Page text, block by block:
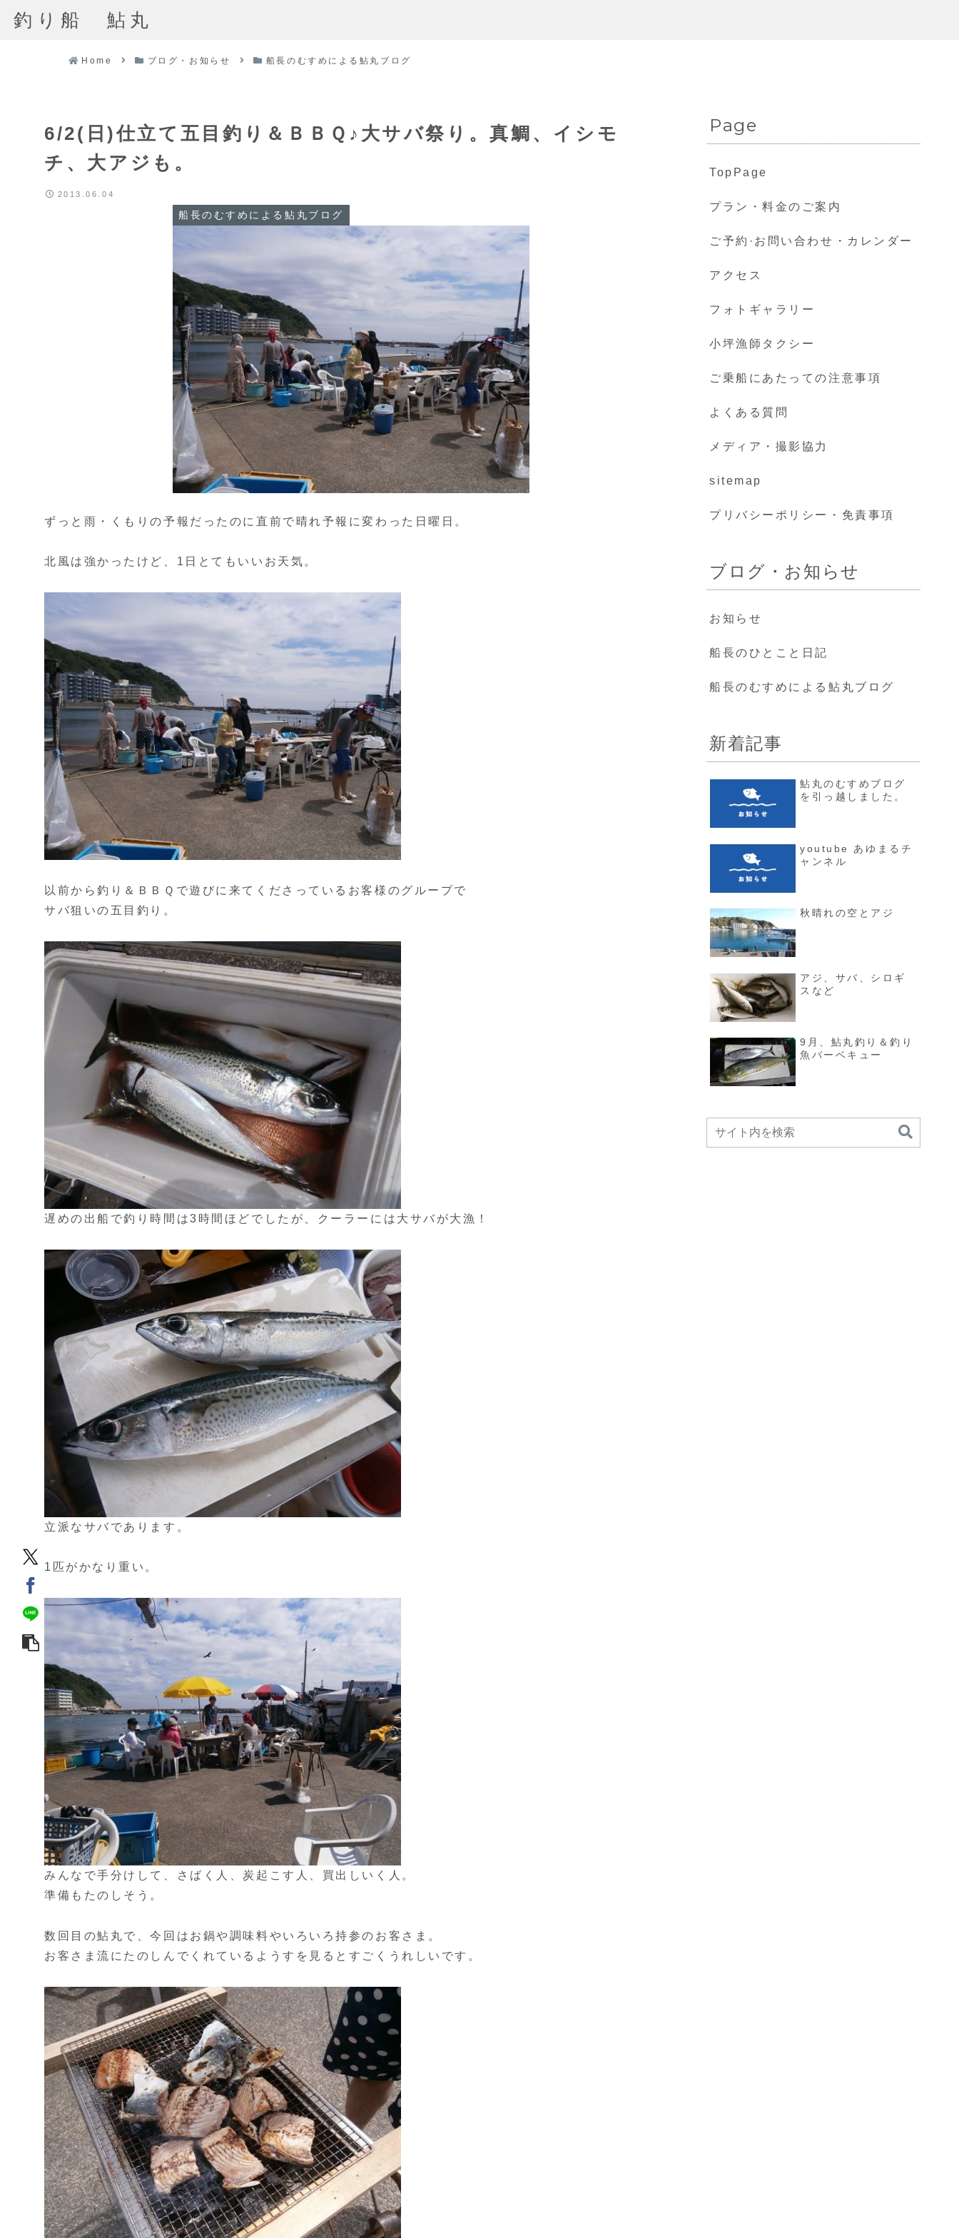
釣り船 鮎丸
Home ブログ・お知らせ 船長のむすめによる鮎丸ブログ
6/2(日)仕立て五目釣り＆ＢＢＱ♪大サバ祭り。真鯛、イシモ
チ、大アジも。
船長のむすめによる鮎丸ブログ
2013.06.04
ずっと雨・くもりの予報だったのに直前で晴れ予報に変わった日曜日。
北風は強かったけど、1日とてもいいお天気。
以前から釣り＆ＢＢＱで遊びに来てくださっているお客様のグループで
サバ狙いの五目釣り。
遅めの出船で釣り時間は3時間ほどでしたが、クーラーには大サバが大漁！
立派なサバであります。
1匹がかなり重い。
みんなで手分けして、さばく人、炭起こす人、買出しいく人。
準備もたのしそう。
数回目の鮎丸で、今回はお鍋や調味料やいろいろ持参のお客さま。
お客さま流にたのしんでくれているようすを見るとすごくうれしいです。
Page
TopPage
プラン・料金のご案内
ご予約·お問い合わせ・カレンダー
アクセス
フォトギャラリー
小坪漁師タクシー
ご乗船にあたっての注意事項
よくある質問
メディア・撮影協力
sitemap
プリバシーポリシー・免責事項
ブログ・お知らせ
お知らせ
船長のひとこと日記
船長のむすめによる鮎丸ブログ
新着記事
鮎丸のむすめブログ
を引っ越しました。
youtube あゆまるチ
ャンネル
秋晴れの空とアジ
アジ、サバ、シロギ
スなど
9月、鮎丸釣り＆釣り
魚バーベキュー